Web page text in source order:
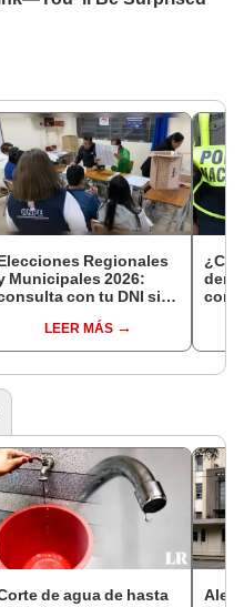
Regionales
Municipales 2026:
con tu DNI si
de mesa para este 4 de
en el link oficial
LEER MÁS
con
de agua de hasta